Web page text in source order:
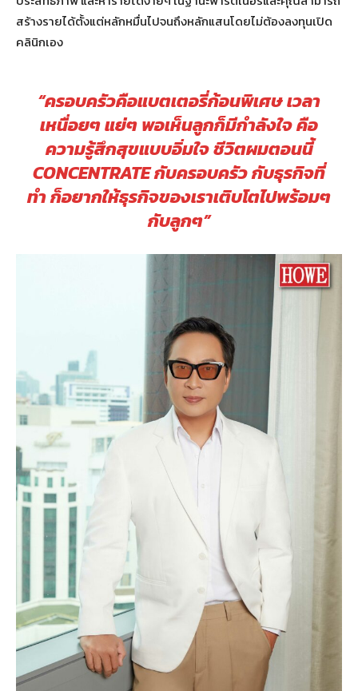
สร้างรายได้ตั้งแต่หลักหมื่นไปจนถึงหลักแสนโดยไม่ต้องลงทุนเปิด
คลินิกเอง
“ครอบครัวคือแบตเตอรี่ก้อนพิเศษ เวลา
เหนื่อยๆ แย่ๆ พอเห็นลูกก็มีกำลังใจ คือ
ความรู้สึกสุขแบบอิ่มใจ ชีวิตผมตอนนี้
CONCENTRATE กับครอบครัว กับธุรกิจที่
ทำ ก็อยากให้ธุรกิจของเราเติบโตไปพร้อมๆ
กับลูกๆ”